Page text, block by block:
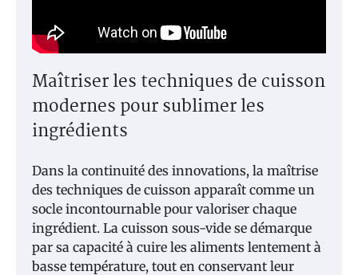
Maîtriser les techniques de cuisson
modernes pour sublimer les
ingrédients
Dans la continuité des innovations, la maîtrise
des techniques de cuisson apparaît comme un
socle incontournable pour valoriser chaque
ingrédient. La cuisson sous-vide se démarque
par sa capacité à cuire les aliments lentement à
basse température, tout en conservant leur